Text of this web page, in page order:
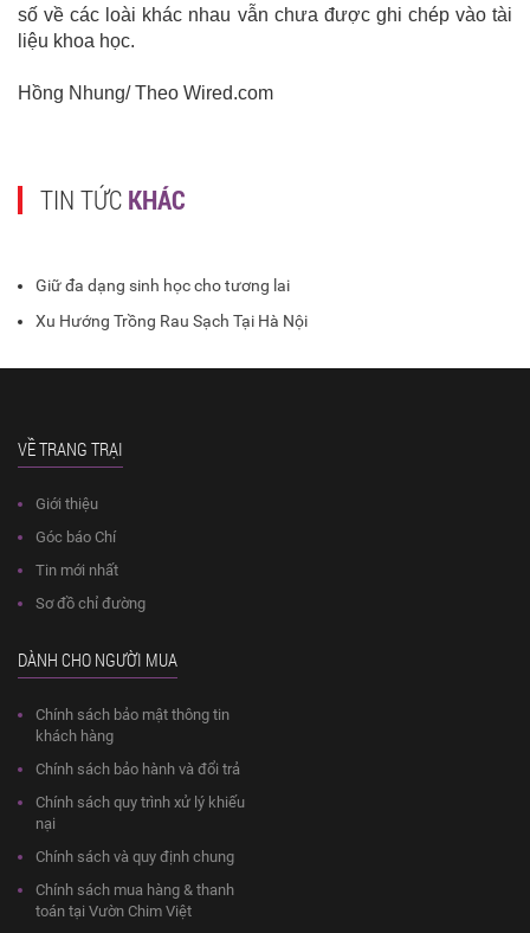
số về các loài khác nhau vẫn chưa được ghi chép vào tài
liệu khoa học.
Hồng Nhung/ Theo Wired.com
TIN TỨC KHÁC
Giữ đa dạng sinh học cho tương lai
Xu Hướng Trồng Rau Sạch Tại Hà Nội
VỀ TRANG TRẠI
Giới thiệu
Góc báo Chí
Tin mới nhất
Sơ đồ chỉ đường
DÀNH CHO NGƯỜI MUA
Chính sách bảo mật thông tin
khách hàng
Chính sách bảo hành và đổi trả
Chính sách quy trình xử lý khiếu
nại
Chính sách và quy định chung
Chính sách mua hàng & thanh
toán tại Vườn Chim Việt